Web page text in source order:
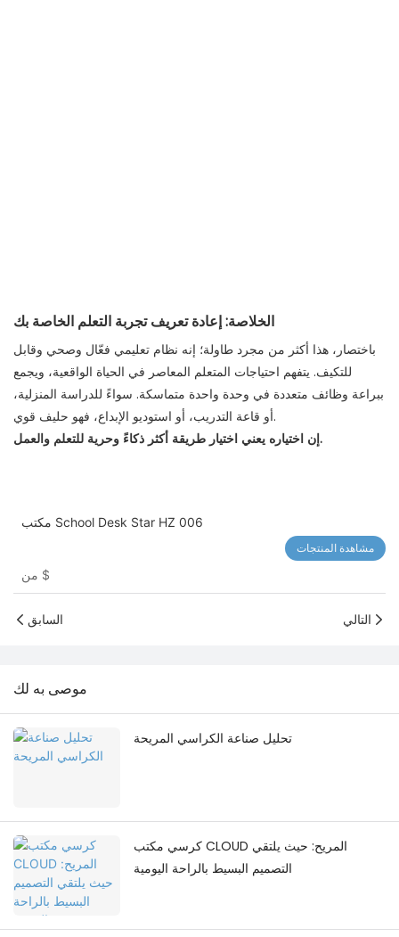
الخلاصة: إعادة تعريف تجربة التعلم الخاصة بك
باختصار، هذا أكثر من مجرد طاولة؛ إنه نظام تعليمي فعّال وصحي وقابل
للتكيف. يتفهم احتياجات المتعلم المعاصر في الحياة الواقعية، ويجمع
ببراعة وظائف متعددة في وحدة واحدة متماسكة. سواءً للدراسة المنزلية،
أو قاعة التدريب، أو استوديو الإبداع، فهو حليف قوي.
إن اختياره يعني اختيار طريقة أكثر ذكاءً وحرية للتعلم والعمل.
مكتب School Desk Star HZ 006
$
مشاهدة المنتجات
السابق التالي
موصى به لك
تحليل صناعة الكراسي المريحة
كرسي مكتب CLOUD المريح: حيث يلتقي
التصميم البسيط بالراحة اليومية